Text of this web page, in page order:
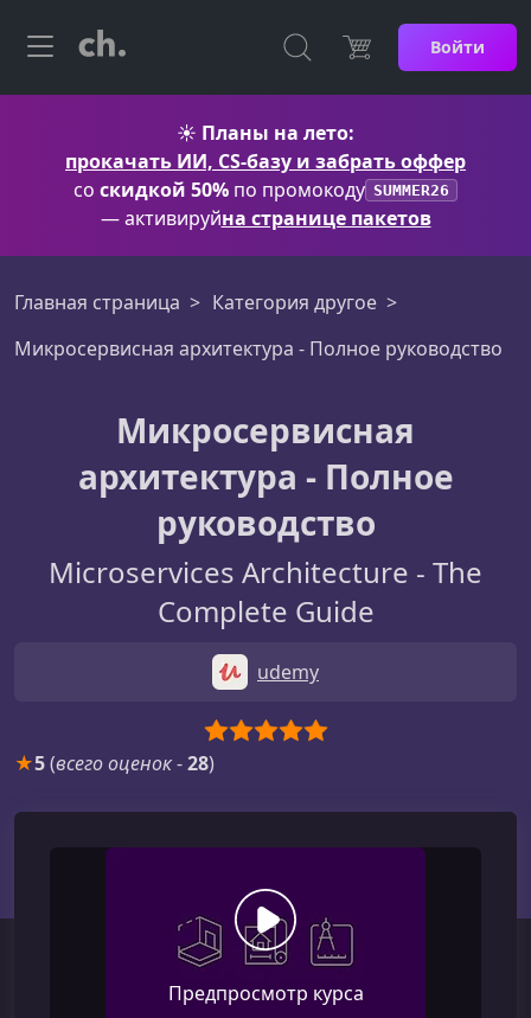
Войти
☀️ Планы на лето:
прокачать ИИ, CS-базу и забрать оффер
со скидкой 50% по промокоду SUMMER26
— активируйна странице пакетов
Главная страница
Категория другое
Микросервисная архитектура - Полное руководство
Микросервисная
архитектура - Полное
руководство
Microservices Architecture - The
Complete Guide
udemy
★5(всего оценок-28)
Предпросмотр курса